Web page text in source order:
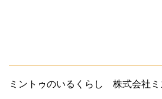
ミントゥのいるくらし 株式会社ミ